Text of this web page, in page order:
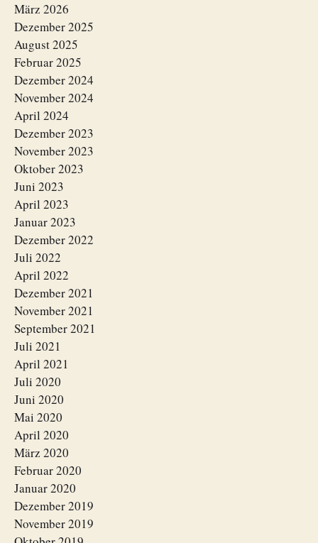
März 2026
Dezember 2025
August 2025
Februar 2025
Dezember 2024
November 2024
April 2024
Dezember 2023
November 2023
Oktober 2023
Juni 2023
April 2023
Januar 2023
Dezember 2022
Juli 2022
April 2022
Dezember 2021
November 2021
September 2021
Juli 2021
April 2021
Juli 2020
Juni 2020
Mai 2020
April 2020
März 2020
Februar 2020
Januar 2020
Dezember 2019
November 2019